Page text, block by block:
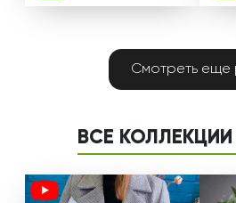
Смотреть еще
ВСЕ